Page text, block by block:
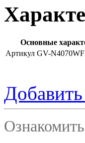
Основные
Артикул GV-